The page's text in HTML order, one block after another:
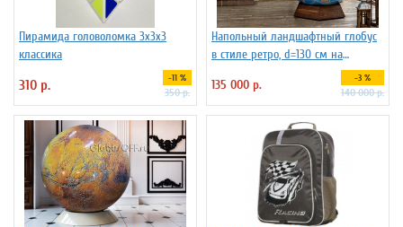
Пирамида головоломка 3х3х3
классика
310 р. -11 %
350 р.
Напольный ландшафтный глобус
в стиле ретро, d=130 см на
135 000 р. -3 %
140 000 р.